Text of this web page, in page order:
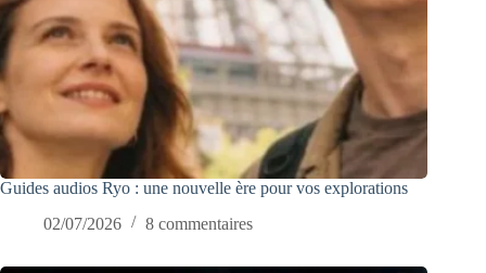
Guides audios Ryo : une nouvelle ère pour vos explorations
02/07/2026
8 commentaires